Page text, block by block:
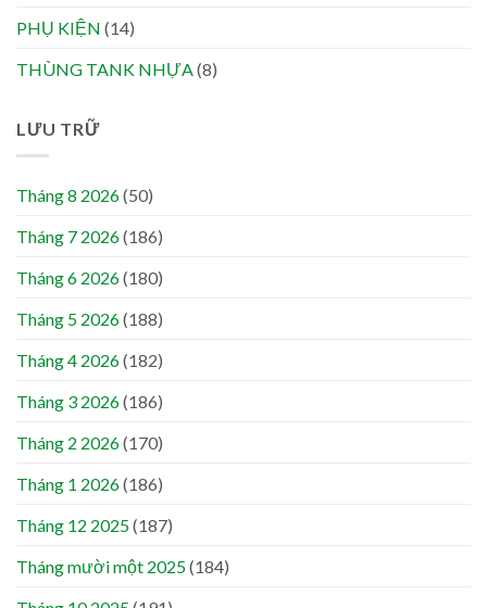
PHỤ KIỆN (14)
THÙNG TANK NHỰA(8)
LƯU TRỮ
Tháng 8 2026(50)
Tháng 7 2026(186)
Tháng 6 2026(180)
Tháng 5 2026(188)
Tháng 4 2026(182)
Tháng 3 2026(186)
Tháng 2 2026(170)
Tháng 1 2026(186)
Tháng 12 2025(187)
Tháng mười một 2025(184)